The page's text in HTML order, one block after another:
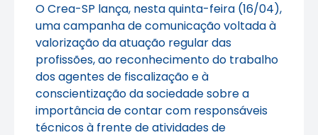
O Crea-SP lança, nesta quinta-feira (16/04),
uma campanha de comunicação voltada à
valorização da atuação regular das
profissões, ao reconhecimento do trabalho
dos agentes de fiscalização e à
conscientização da sociedade sobre a
importância de contar com responsáveis
técnicos à frente de atividades de